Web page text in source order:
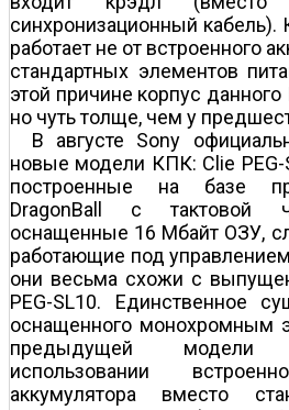
синхронизационный кабель).
работает не от встроенного
стандартных элементов
этой причине корпус
но чуть толще, чем у
В августе Sony
новые модели КПК: Clie PEG-
построенные на базе
DragonBall с тактовой
оснащенные 16 Мбайт ОЗУ,
работающие под
они весьма схожи с
PEG-SL10. Единственное
оснащенного монохромным
предыдущей модели
использовании
аккумулятора вместо